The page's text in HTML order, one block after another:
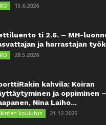
15.6.2026
ti 2.6. – MH-
ja harrastajan
28.5.2026
kahvila: Koiran
ja oppiminen
Nina Laiho...
koulutus 21.12.2025